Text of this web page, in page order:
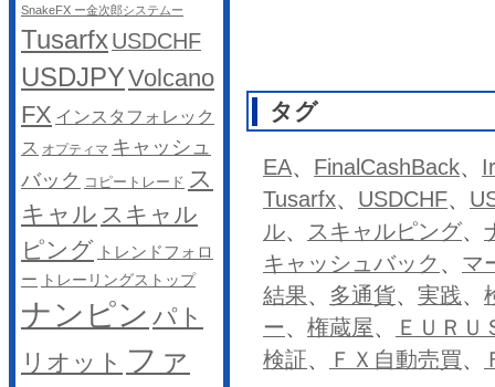
タグ
EA、 FinalCashBack、
Tusarfx、 USDCHF、
ル、 スキャルピング、
キャッシュバック 、 マ
結果、 多通貨、 実践、
ー、 権蔵屋、
ＥＵＲＵ
検証、 ＦＸ自動売買、
SnakeFX ー金次郎システムー
TusarfxUSDCHF
USDJPYVolcano
FX インスタフォレック
ス オプティマ キャッシュ
バック コピートレード ス
キャル スキャル
ピング トレンドフォロ
ー トレーリングストップ
ナンピン パト
リオット ファ